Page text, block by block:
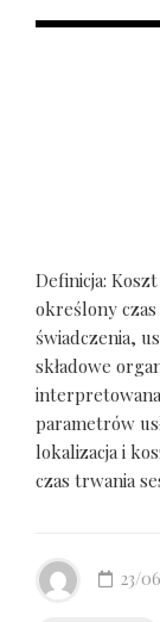
Definicja:
określony
świadczenia,
składowe
parametrów
lokalizacja i
czas trwania
23/